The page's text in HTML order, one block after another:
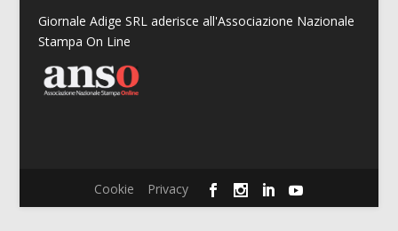
Giornale Adige SRL aderisce all'Associazione Nazionale
Stampa On Line
Cookie Privacy